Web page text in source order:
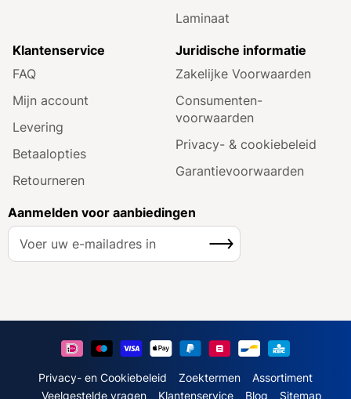
Laminaat
Klantenservice
FAQ
Mijn account
Levering
Betaalopties
Retourneren
Juridische informatie
Zakelijke Voorwaarden
Consumenten­
voorwaarden
Privacy- & cookiebeleid
Garantie­voorwaarden
Aanmelden voor aanbiedingen
A
e
Inschrijven
Privacy- en Cookiebeleid Zoektermen
Assortiment
Veelgestelde vragen
Klantenservice Blog Sitemap